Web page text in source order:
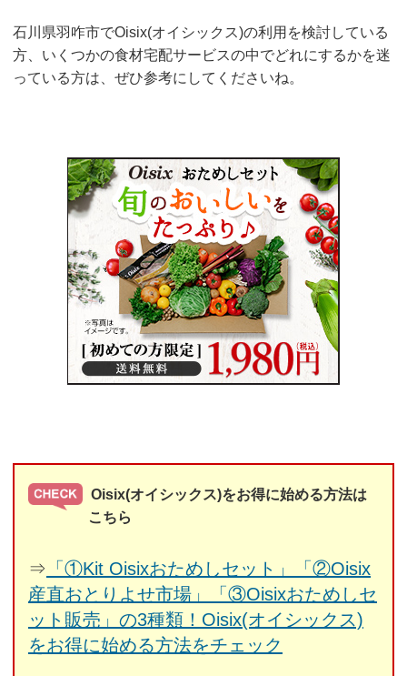
石川県羽咋市でOisix(オイシックス)の利用を検討している
方、いくつかの食材宅配サービスの中でどれにするかを迷
っている方は、ぜひ参考にしてくださいね。
Oisix(オイシックス)をお得に始める方法は
こちら
⇒ 「①Kit Oisixおためしセット」「②Oisix
産直おとりよせ市場」「③Oisixおためしセ
ット販売」の3種類！Oisix(オイシックス)
をお得に始める方法をチェック